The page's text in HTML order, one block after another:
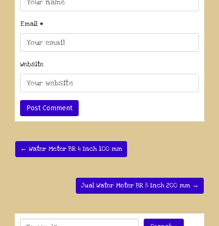
Email *
Website
← Water Meter BR 4 Inch 100 mm
Jual Water Meter BR 8 Inch 200 mm →